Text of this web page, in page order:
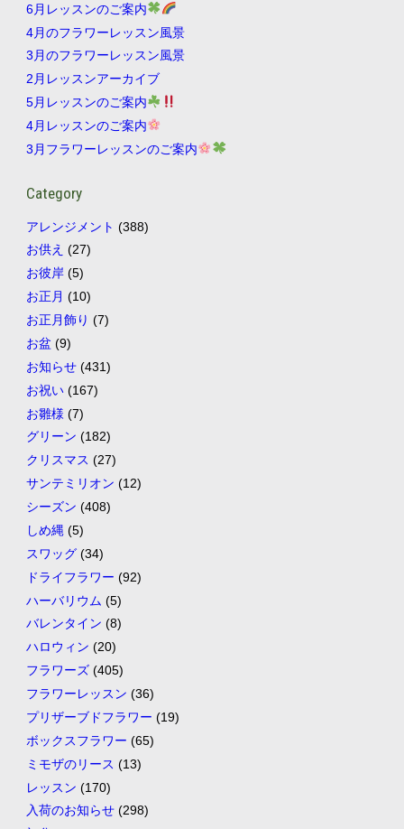
6月レッスンのご案内
4月のフラワーレッスン風景
3月のフラワーレッスン風景
2月レッスンアーカイブ
5月レッスンのご案内
4月レッスンのご案内
3月フラワーレッスンのご案内
Category
アレンジメント (388)
お供え (27)
お彼岸(5)
お正月 (10)
お正月飾り (7)
お盆 (9)
お知らせ(431)
お祝い(167)
お雛様 (7)
グリーン (182)
クリスマス (27)
サンテミリオン (12)
シーズン (408)
しめ縄 (5)
スワッグ(34)
ドライフラワー (92)
ハーバリウム (5)
バレンタイン (8)
ハロウィン (20)
フラワーズ(405)
フラワーレッスン (36)
プリザーブドフラワー (19)
ボックスフラワー (65)
ミモザのリース (13)
レッスン (170)
入荷のお知らせ(298)